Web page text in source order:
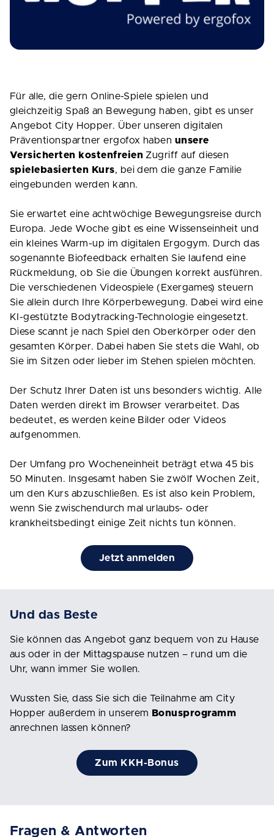
Für alle, die gern Online-Spiele spielen und
gleichzeitig Spaß an Bewegung haben, gibt es unser
Angebot City Hopper. Über unseren digitalen
Präventionspartner ergofox haben unsere
Versicherten kostenfreien Zugriff auf diesen
spielebasierten Kurs, bei dem die ganze Familie
eingebunden werden kann.
Sie erwartet eine achtwöchige Bewegungsreise durch
Europa. Jede Woche gibt es eine Wissenseinheit und
ein kleines Warm-up im digitalen Ergogym. Durch das
sogenannte Biofeedback erhalten Sie laufend eine
Rückmeldung, ob Sie die Übungen korrekt ausführen.
Die verschiedenen Videospiele (Exergames) steuern
Sie allein durch Ihre Körperbewegung. Dabei wird eine
KI-gestützte Bodytracking-Technologie eingesetzt.
Diese scannt je nach Spiel den Oberkörper oder den
gesamten Körper. Dabei haben Sie stets die Wahl, ob
Sie im Sitzen oder lieber im Stehen spielen möchten.
Der Schutz Ihrer Daten ist uns besonders wichtig. Alle
Daten werden direkt im Browser verarbeitet. Das
bedeutet, es werden keine Bilder oder Videos
aufgenommen.
Der Umfang pro Wocheneinheit beträgt etwa 45 bis
50 Minuten. Insgesamt haben Sie zwölf Wochen Zeit,
um den Kurs abzuschließen. Es ist also kein Problem,
wenn Sie zwischendurch mal urlaubs- oder
krankheitsbedingt einige Zeit nichts tun können.
Jetzt anmelden
Und das Beste
Sie können das Angebot ganz bequem von zu Hause
aus oder in der Mittagspause nutzen – rund um die
Uhr, wann immer Sie wollen.
Wussten Sie, dass Sie sich die Teilnahme am City
Hopper außerdem in unserem Bonusprogramm
anrechnen lassen können?
Zum KKH-Bonus
Fragen & Antworten